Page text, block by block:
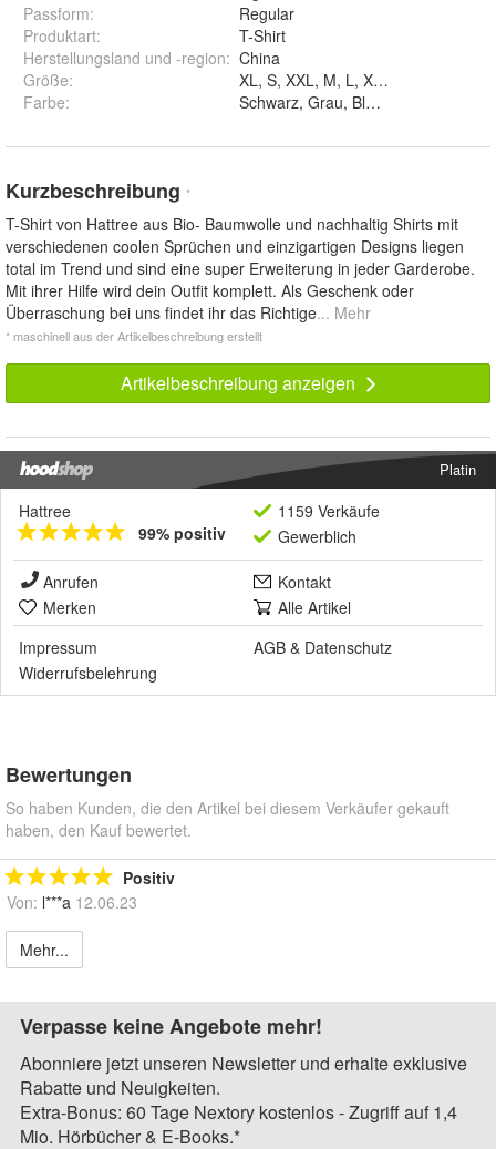
Passform:
Regular
Produktart:
T-Shirt
Herstellungsland und -region: China
Größe:
Farbe:
Kurzbeschreibung *
T-Shirt von Hattree aus Bio- Baumwolle und nachhaltig Shirts mit
verschiedenen coolen Sprüchen und einzigartigen Designs liegen
total im Trend und sind eine super Erweiterung in jeder Garderobe.
Mit ihrer Hilfe wird dein Outfit komplett. Als Geschenk oder
Überraschung bei uns findet ihr das Richtige... Mehr
* maschinell aus der Artikelbeschreibung erstellt
Artikelbeschreibung anzeigen
Platin
Hattree
99% positiv
1159 Verkäufe
Gewerblich
Anrufen
Kontakt
Merken
Alle Artikel
Impressum
AGB & Datenschutz
Widerrufsbelehrung
Bewertungen
So haben Kunden, die den Artikel bei diesem Verkäufer gekauft
haben, den Kauf bewertet.
Positiv
Von: l***a 12.06.23
Mehr...
Verpasse keine Angebote mehr!
Abonniere jetzt unseren Newsletter und erhalte exklusive
Rabatte und Neuigkeiten.
Extra-Bonus: 60 Tage Nextory kostenlos - Zugriff auf 1,4
Mio. Hörbücher & E-Books.*